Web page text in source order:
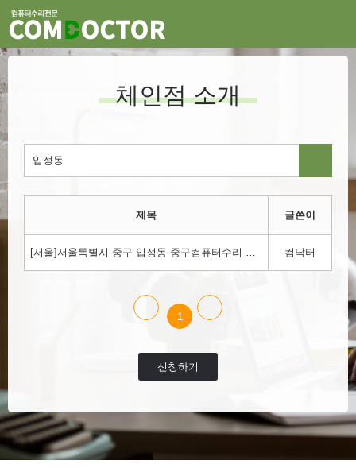
체인점 소개
제목 글쓴이
[서울]서울특별시 중구 입정동 중구컴퓨터수리 컴닥터!!! 1800-3354 컴닥터
1
신청하기